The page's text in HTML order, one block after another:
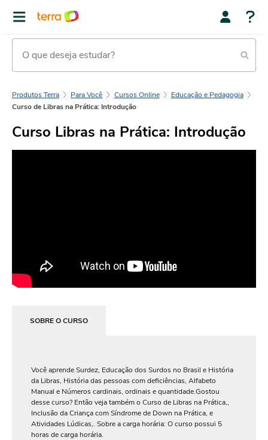
Produtos Terra Para Você Cursos Online
Educação e Pedagogia
Curso de Libras na Prática: Introdução
Curso Libras na Prática: Introdução
SOBRE O CURSO
Você aprende Surdez, Educação dos Surdos no Brasil e História
da Libras, História das pessoas com deficiências, Alfabeto
Manual e Números cardinais, ordinais e quantidade.Gostou
desse curso? Então veja também o Curso de Libras na Prática,,
Inclusão da Criança com Síndrome de Down na Prática, e
Atividades Lúdicas,. Sobre a carga horária: O curso possui 5
horas de carga horária.